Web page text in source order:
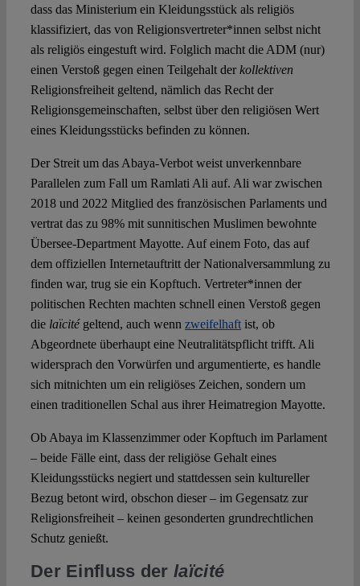
dass das Ministerium ein Kleidungsstück als religiös
klassifiziert, das von Religionsvertreter*innen selbst nicht
als religiös eingestuft wird. Folglich macht die ADM (nur)
einen Verstoß gegen einen Teilgehalt derkollektiven
Religionsfreiheit geltend, nämlich das Recht der
Religionsgemeinschaften, selbst über den religiösen Wert
eines Kleidungsstücks befinden zu können.
Der Streit um das Abaya-Verbot weist unverkennbare
Parallelen zum Fall um Ramlati Ali auf. Ali war zwischen
2018 und 2022 Mitglied des französischen Parlaments und
vertrat das zu 98% mit sunnitischen Muslimen bewohnte
Übersee-Department Mayotte. Auf einem Foto, das auf
dem offiziellen Internetauftritt der Nationalversammlung zu
finden war, trug sie ein Kopftuch. Vertreter*innen der
politischen Rechten machten schnell einen Verstoß gegen
die laïcitégeltend, auch wenn zweifelhaftist, ob
Abgeordnete überhaupt eine Neutralitätspflicht trifft. Ali
widersprach den Vorwürfen und argumentierte, es handle
sich mitnichten um ein religiöses Zeichen, sondern um
einen traditionellen Schal aus ihrer Heimatregion Mayotte.
Ob Abaya im Klassenzimmer oder Kopftuch im Parlament
– beide Fälle eint, dass der religiöse Gehalt eines
Kleidungsstücks negiert und stattdessen sein kultureller
Bezug betont wird, obschon dieser – im Gegensatz zur
Religionsfreiheit – keinen gesonderten grundrechtlichen
Schutz genießt.
Der Einfluss derlaïcité